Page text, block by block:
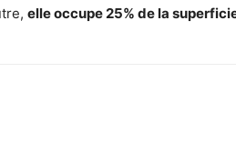
elle occupe 25% de la